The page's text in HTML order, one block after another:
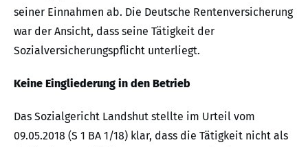
seiner Einnahmen ab. Die Deutsche Rentenversicherung
war der Ansicht, dass seine Tätigkeit der
Sozialversicherungspflicht unterliegt.
Keine Eingliederung in den Betrieb
Das Sozialgericht Landshut stellte im Urteil vom
09.05.2018 (S 1 BA 1/18) klar, dass die Tätigkeit nicht als